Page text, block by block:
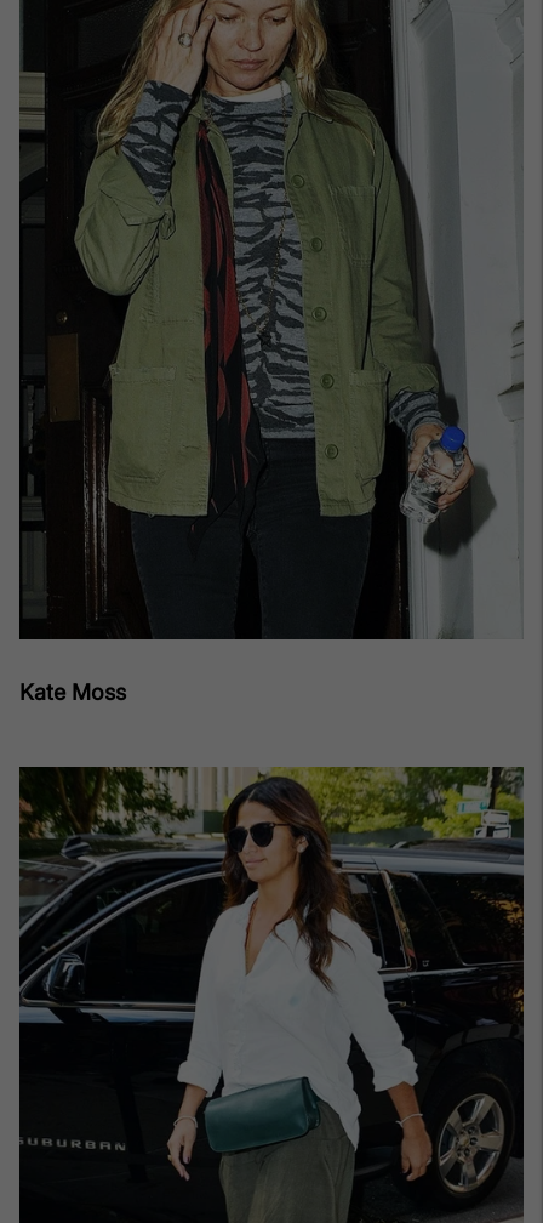
Kate Moss